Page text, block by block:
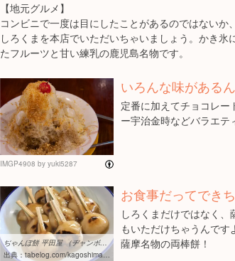
【地元グルメ】
コンビニで一度は目にしたことがあるのではないか
しろくまを本店でいただいちゃいましょう。かき氷
たフルーツと甘い練乳の鹿児島名物です。
IMGP4908 by yuki5287
いろんな味があるん
定番に加えてチョコレー
ー宇治金時などバラエテ
ぢゃんぼ餅 平田屋 （ヂャンボモチ ヒラタヤ） - 竜ヶ水/和菓子 [食べログ]
出典：tabelog.com/kagoshima/A4601/A460101/46002504
お食事だってできち
しろくまだけではなく、
もいただけちゃうんで
薩摩名物の両棒餅！